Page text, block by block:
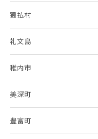
猿払村
礼文島
稚内市
美深町
豊富町